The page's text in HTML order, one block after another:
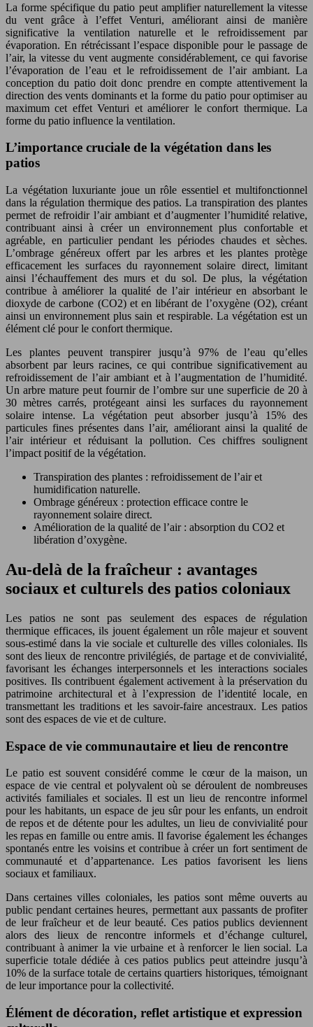
La forme spécifique du patio peut amplifier naturellement la vitesse
du vent grâce à l’effet Venturi, améliorant ainsi de manière
significative la ventilation naturelle et le refroidissement par
évaporation. En rétrécissant l’espace disponible pour le passage de
l’air, la vitesse du vent augmente considérablement, ce qui favorise
l’évaporation de l’eau et le refroidissement de l’air ambiant. La
conception du patio doit donc prendre en compte attentivement la
direction des vents dominants et la forme du patio pour optimiser au
maximum cet effet Venturi et améliorer le confort thermique. La
forme du patio influence la ventilation.
L’importance cruciale de la végétation dans les
patios
La végétation luxuriante joue un rôle essentiel et multifonctionnel
dans la régulation thermique des patios. La transpiration des plantes
permet de refroidir l’air ambiant et d’augmenter l’humidité relative,
contribuant ainsi à créer un environnement plus confortable et
agréable, en particulier pendant les périodes chaudes et sèches.
L’ombrage généreux offert par les arbres et les plantes protège
efficacement les surfaces du rayonnement solaire direct, limitant
ainsi l’échauffement des murs et du sol. De plus, la végétation
contribue à améliorer la qualité de l’air intérieur en absorbant le
dioxyde de carbone (CO2) et en libérant de l’oxygène (O2), créant
ainsi un environnement plus sain et respirable. La végétation est un
élément clé pour le confort thermique.
Les plantes peuvent transpirer jusqu’à 97% de l’eau qu’elles
absorbent par leurs racines, ce qui contribue significativement au
refroidissement de l’air ambiant et à l’augmentation de l’humidité.
Un arbre mature peut fournir de l’ombre sur une superficie de 20 à
30 mètres carrés, protégeant ainsi les surfaces du rayonnement
solaire intense. La végétation peut absorber jusqu’à 15% des
particules fines présentes dans l’air, améliorant ainsi la qualité de
l’air intérieur et réduisant la pollution. Ces chiffres soulignent
l’impact positif de la végétation.
Transpiration des plantes : refroidissement de l’air et
humidification naturelle.
Ombrage généreux : protection efficace contre le
rayonnement solaire direct.
Amélioration de la qualité de l’air : absorption du CO2 et
libération d’oxygène.
Au-delà de la fraîcheur : avantages
sociaux et culturels des patios coloniaux
Les patios ne sont pas seulement des espaces de régulation
thermique efficaces, ils jouent également un rôle majeur et souvent
sous-estimé dans la vie sociale et culturelle des villes coloniales. Ils
sont des lieux de rencontre privilégiés, de partage et de convivialité,
favorisant les échanges interpersonnels et les interactions sociales
positives. Ils contribuent également activement à la préservation du
patrimoine architectural et à l’expression de l’identité locale, en
transmettant les traditions et les savoir-faire ancestraux. Les patios
sont des espaces de vie et de culture.
Espace de vie communautaire et lieu de rencontre
Le patio est souvent considéré comme le cœur de la maison, un
espace de vie central et polyvalent où se déroulent de nombreuses
activités familiales et sociales. Il est un lieu de rencontre informel
pour les habitants, un espace de jeu sûr pour les enfants, un endroit
de repos et de détente pour les adultes, un lieu de convivialité pour
les repas en famille ou entre amis. Il favorise également les échanges
spontanés entre les voisins et contribue à créer un fort sentiment de
communauté et d’appartenance. Les patios favorisent les liens
sociaux et familiaux.
Dans certaines villes coloniales, les patios sont même ouverts au
public pendant certaines heures, permettant aux passants de profiter
de leur fraîcheur et de leur beauté. Ces patios publics deviennent
alors des lieux de rencontre informels et d’échange culturel,
contribuant à animer la vie urbaine et à renforcer le lien social. La
superficie totale dédiée à ces patios publics peut atteindre jusqu’à
10% de la surface totale de certains quartiers historiques, témoignant
de leur importance pour la collectivité.
Élément de décoration, reflet artistique et expression